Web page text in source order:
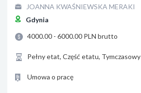
JOANNA KWAŚNIEWSKA MERAKI
Gdynia
4000.00 - 6000.00 PLN brutto
Pełny etat, Część etatu, Tymczasowy
Umowa o pracę